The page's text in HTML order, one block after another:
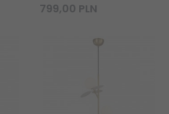
799,00 PLN